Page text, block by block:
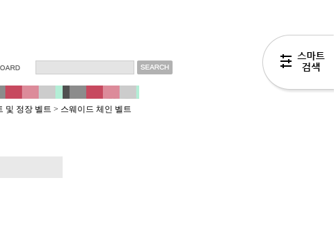
및 정장 벨트 > 스웨이드 체인 벨트